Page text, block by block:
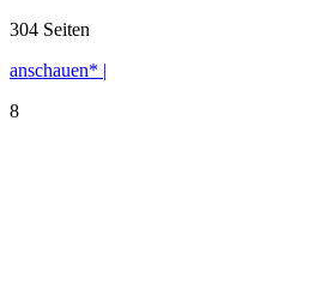
304 Seiten
anschauen* |
8